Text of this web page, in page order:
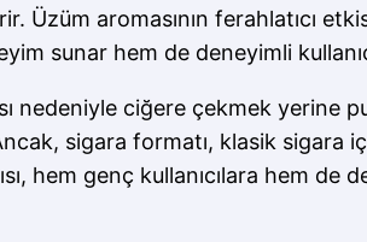
Üzüm aromasının ferahlatıcı
sunar hem de deneyimli
nedeniyle ciğere çekmek
sigara formatı, klasik sigara
hem genç kullanıcılara hem